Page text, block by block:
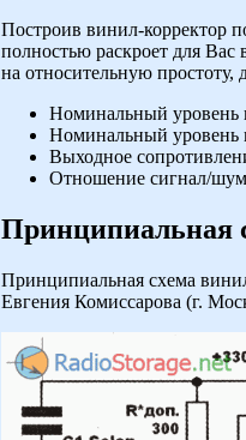
Построив винил-корректор
полностью раскроет для Вас
на относительную простоту,
Номинальный уровень
Номинальный уровень
Выходное
Отношение сигнал/
Принципиальная
Принципиальная схема
Евгения Комиссарова (г.